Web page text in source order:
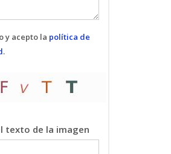
y acepto la política de
.
texto de la imagen